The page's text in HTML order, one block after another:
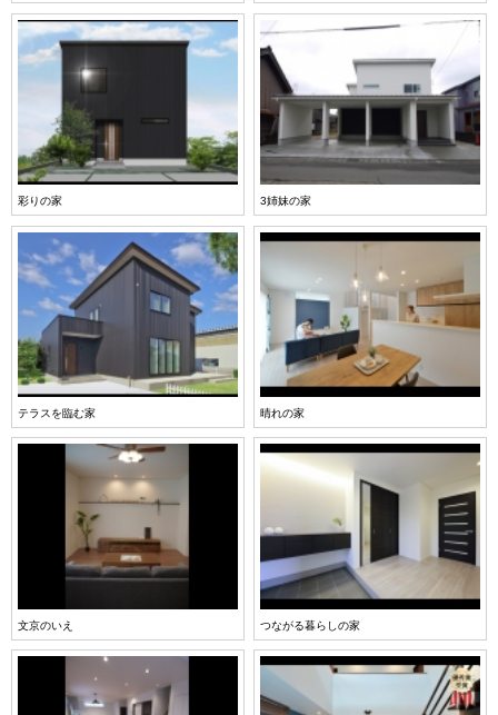
彩りの家 3姉妹の家
テラスを臨む家 晴れの家
文京のいえ つながる暮らしの家